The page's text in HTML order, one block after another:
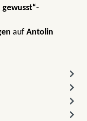
gewusst“-
auf Antolin